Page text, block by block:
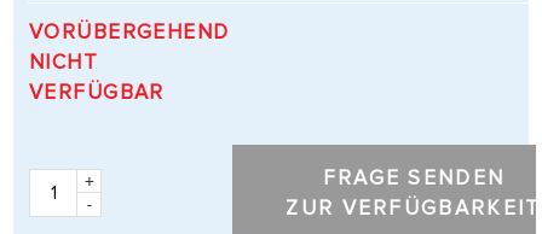
VORÜBERGEHEND
NICHT
VERFÜGBAR
+
-
FRAGE SENDEN
ZUR VERFÜGBARKEIT